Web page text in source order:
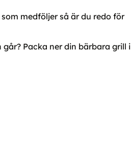
medföljer så är du redo för
Packa ner din bärbara grill i